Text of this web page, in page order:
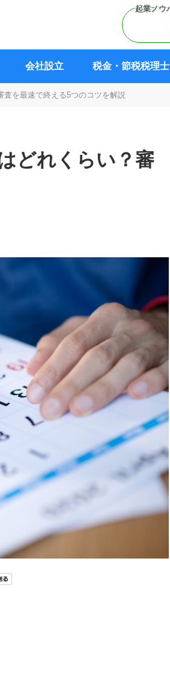
会社設立 税金・節税税理士
査を最速で終える5つのコツを解説
どれくらい？審